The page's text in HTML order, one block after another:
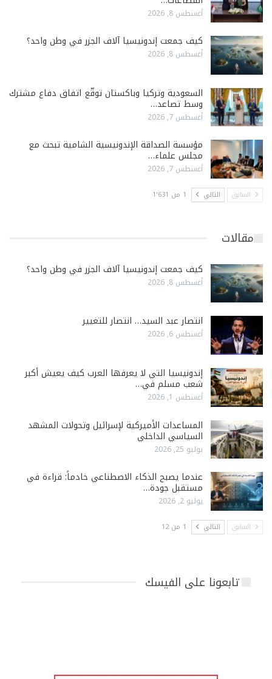
أغسطس 8, 2026
كيف جمعت إندونيسيا آلاف الجزر في وطن واحد؟
أغسطس 8, 2026
السعودية وتركيا وباكستان توقّع اتفاق دفاع مشترك
وسط تصاعد…
أغسطس 7, 2026
مؤسسة الصداقة الإندونيسية الشامية تبحث مع
مجلس علماء…
أغسطس 7, 2026
السابق التالي 1 من 1٬631
مقالات
كيف جمعت إندونيسيا آلاف الجزر في وطن واحد؟
أغسطس 8, 2026
انتصار عبد السيد… انتصار للتغيير
أغسطس 6, 2026
إندونيسيا التي لا يعرفها العرب كيف يعيش أكبر
شعب مسلم في…
أغسطس 1, 2026
المساعدات الأميركية لإسرائيل وتحولات المشهد
السياسي الداخلي
يوليو 25, 2026
عندما يصبح الذكاء الاصطناعي خادماً: قراءة في
مستقبل جودة…
يوليو 2, 2026
السابق التالي 1 من 12
تابعونا على الفيسك